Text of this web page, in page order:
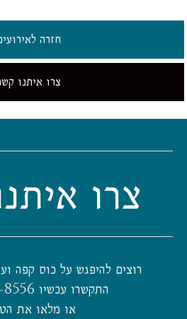
חזרה
צרו איתנו
צרו
רוצים להיפגש על כוס קפה
התקשרו עכשיו 074-764-8556
או מלאו את